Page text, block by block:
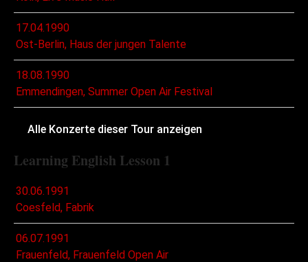
17.04.1990
Ost-Berlin, Haus der jungen Talente
18.08.1990
Emmendingen, Summer Open Air Festival
Alle Konzerte dieser Tour anzeigen
Learning English Lesson 1
30.06.1991
Coesfeld, Fabrik
06.07.1991
Frauenfeld, Frauenfeld Open Air